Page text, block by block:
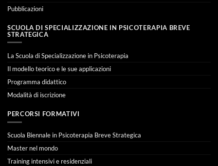
Pubblicazioni
SCUOLA DI SPECIALIZZAZIONE IN PSICOTERAPIA BREVE
STRATEGICA
La Scuola di Specializzazione in Psicoterapia
Il modello teorico e le sue applicazioni
Programma didattico
Modalità di iscrizione
PERCORSI FORMATIVI
Scuola Biennale in Psicoterapia Breve Strategica
Master nel mondo
Training intensivi e residenziali